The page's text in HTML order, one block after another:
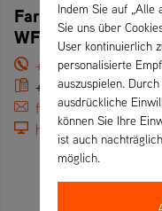
Farmers
WF1 1DX
+44 01924 374908
+44 01924 201320
fisco@btconnect.com
https://www.fisco-
Indem Sie auf „Alle
Sie uns über
User kontinuierlich
personalisierte
auszuspielen.
ausdrückliche
können Sie Ihre
ist auch
möglich.